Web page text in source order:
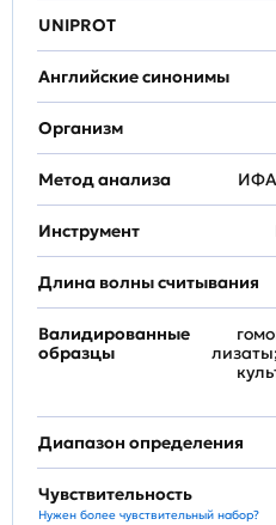
UNIPROT
Английские синонимы
Организм
Метод анализа ИФА
Инструмент
Длина волны считывания
Валидированные
образцы
Диапазон определения
Чувствительность
Нужен более чувствительный набор?